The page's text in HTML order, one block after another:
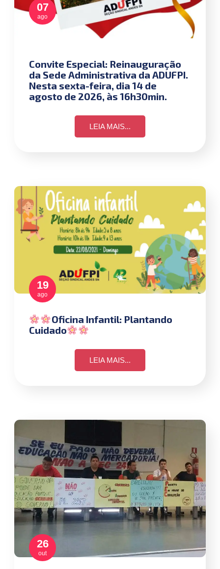
07
ago
Convite Especial: Reinauguração
da Sede Administrativa da ADUFPI.
Nesta sexta-feira, dia 14 de
agosto de 2026, às 16h30min.
LEIA MAIS...
19
ago
Oficina Infantil: Plantando
Cuidado
LEIA MAIS...
26
out